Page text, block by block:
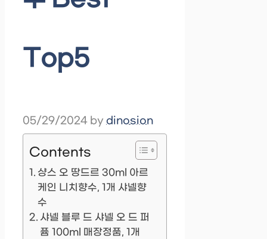
Top5
05/29/2024 by dinosion
Contents
샹스 오 땅드르 30ml 아르
케인 니치향수, 1개 샤넬향
수
샤넬 블루 드 샤넬 오 드 퍼
퓸 100ml 매장정품, 1개